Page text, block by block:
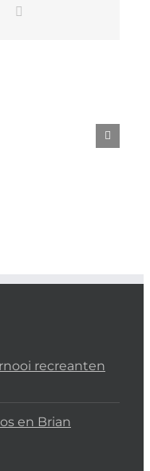
recreanten
en Brian